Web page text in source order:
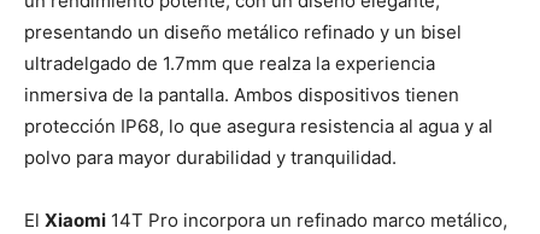
presentando un diseño metálico refinado y un bisel
ultradelgado de 1.7mm que realza la experiencia
inmersiva de la pantalla. Ambos dispositivos tienen
protección IP68, lo que asegura resistencia al agua y al
polvo para mayor durabilidad y tranquilidad.
El Xiaomi 14T Pro incorpora un refinado marco metálico,